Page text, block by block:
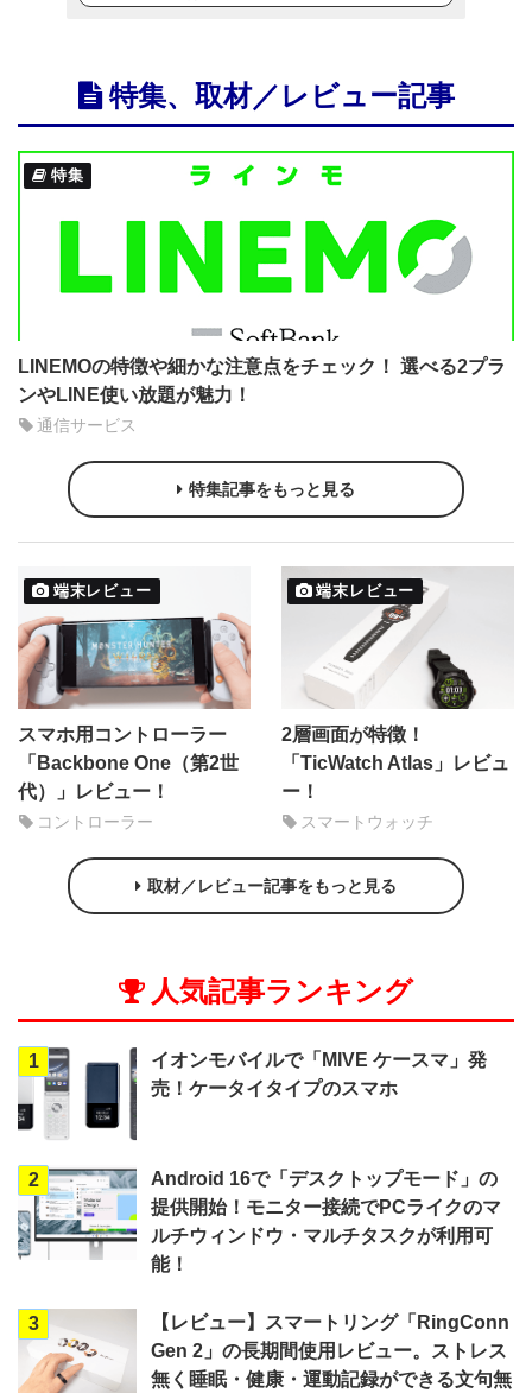
特集、取材／レビュー記事
特集
LINEMOの特徴や細かな注意点をチェック！ 選べる2プラ
ンやLINE使い放題が魅力！
通信サービス
特集記事をもっと見る
端末レビュー
スマホ用コントローラー
「Backbone One（第2世
代）」レビュー！
コントローラー
端末レビュー
2層画面が特徴！
「TicWatch Atlas」レビュ
ー！
スマートウォッチ
取材／レビュー記事をもっと見る
人気記事ランキング
1
イオンモバイルで「MIVE ケースマ」発
売！ケータイタイプのスマホ
2
Android 16で「デスクトップモード」の
提供開始！モニター接続でPCライクのマ
ルチウィンドウ・マルチタスクが利用可
能！
3
【レビュー】スマートリング「RingConn
Gen 2」の長期間使用レビュー。ストレス
無く睡眠・健康・運動記録ができる文句無